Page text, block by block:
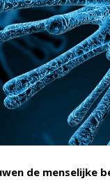
de menselijke